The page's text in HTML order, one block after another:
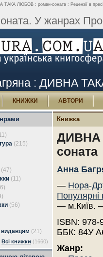
ТАКА ЛЮБОВ : роман-соната : Рецензії в
У жанрах
: ДИВНА
КНИЖКИ АВТОРИ
(215)
(47)
(11)
(56)
видавцям (21)
Всі книжки (1660)
Книжка
ДИВНА
соната
Анна
— Нора-
Популярні
— м.Київ.
ISBN: 978-
ББК: 84У
Жанр: